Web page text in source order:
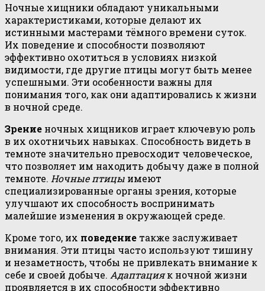
Ночные хищники обладают уникальными
характеристиками, которые делают их
истинными мастерами тёмного времени суток.
Их поведение и способности позволяют
эффективно охотиться в условиях низкой
видимости, где другие птицы могут быть менее
успешными. Эти особенности важны для
понимания того, как они адаптировались к жизни
в ночной среде.
Зрение ночных хищников играет ключевую роль
в их охотничьих навыках. Способность видеть в
темноте значительно превосходит человеческое,
что позволяет им находить добычу даже в полной
темноте. Ночные птицы имеют
специализированные органы зрения, которые
улучшают их способность воспринимать
малейшие изменения в окружающей среде.
Кроме того, их поведение также заслуживает
внимания. Эти птицы часто используют тишину
и незаметность, чтобы не привлекать внимание к
себе и своей добыче. Адаптацияк ночной жизни
проявляется в их способности эффективно